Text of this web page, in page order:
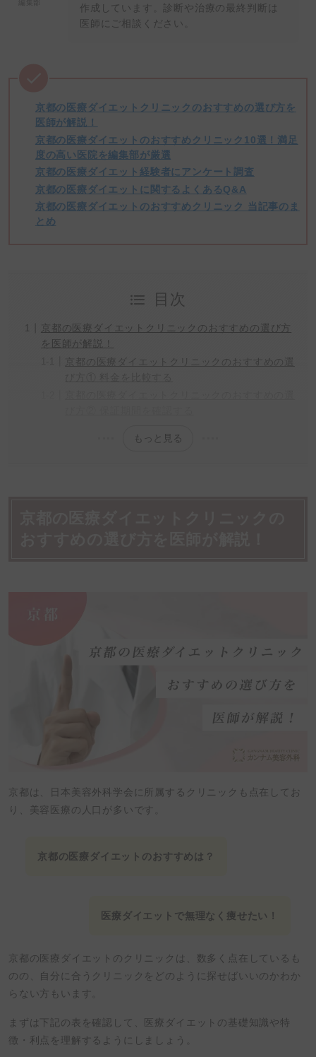
作成しています。診断や治療の最終判断は
医師にご相談ください。
京都の医療ダイエットクリニックのおすすめの選び方を
医師が解説！
京都の医療ダイエットのおすすめクリニック10選！満足
度の高い医院を編集部が厳選
京都の医療ダイエット経験者にアンケート調査
京都の医療ダイエットに関するよくあるQ&A
京都の医療ダイエットのおすすめクリニック 当記事のま
とめ
目次
京都の医療ダイエットクリニックのおすすめの選び方
を医師が解説！
京都の医療ダイエットクリニックのおすすめの選
もっと見る
京都は、 日本美容外科学会 に所属するクリニックも点在してお
り、美容医療の人口が多いです。
京都の医療ダイエット のおすすめは？
医療ダイエット で無理なく痩せたい！
京都の医療ダイエットのクリニックは、数多く点在しているも
のの、自分に合うクリニックをどのように探せばいいのかわか
らない方もいます。
まずは下記の表を確認して、医療ダイエットの基礎知識や特
徴・利点を理解するようにしましょう。